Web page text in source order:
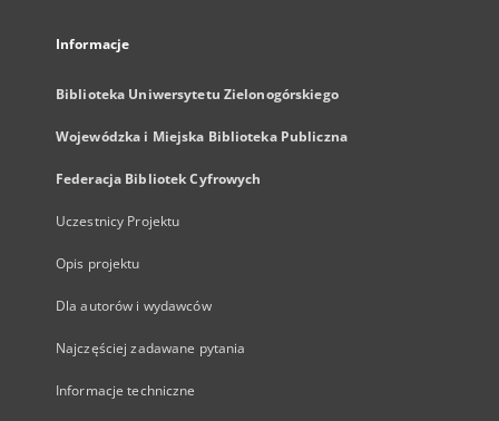
Informacje
Biblioteka Uniwersytetu Zielonogórskiego
Wojewódzka i Miejska Biblioteka Publiczna
Federacja Bibliotek Cyfrowych
Uczestnicy Projektu
Opis projektu
Dla autorów i wydawców
Najczęściej zadawane pytania
Informacje techniczne